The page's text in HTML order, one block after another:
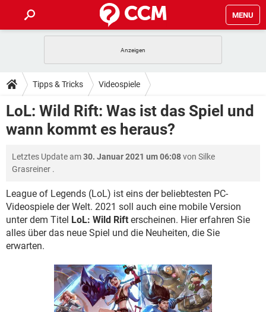
MENU
ANDROID IOS
WINDOWS 10 INSTAGRAM
WHATSAPP TIKTOK
TIPPS & TRICKS
SPIELE STREAMING
ANDROID IOS
WHATSAPP TIKTOK
DOWNLOADS
SPIELE STREAMING
WINDOWS 10
WHATSAPP TIKTOK
FACEBOOK HARDWARE
FORUM
SPIELE STREAMING
WINDOWS 10 INSTAGRAM
WHATSAPP TIKTOK
LEXIKON
STREAMING
ANDROID IOS
WINDOWS 10 INSTAGRAM
WHATSAPP
HARDWARE
Tipps & Tricks Videospiele
LoL: Wild Rift: Was ist das Spiel und
wann kommt es heraus?
Letztes Update am30. Januar 2021 um 06:08von Silke
Grasreiner .
League of Legends (LoL) ist eins der beliebtesten PC-
Videospiele der Welt. 2021 soll auch eine mobile Version
unter dem Titel LoL: Wild Rift erscheinen. Hier erfahren Sie
alles über das neue Spiel und die Neuheiten, die Sie
erwarten.